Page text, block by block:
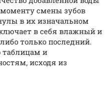
смены зубов
в их изначальном
в себя влажный и
только последний.
таблицам и
исходя из